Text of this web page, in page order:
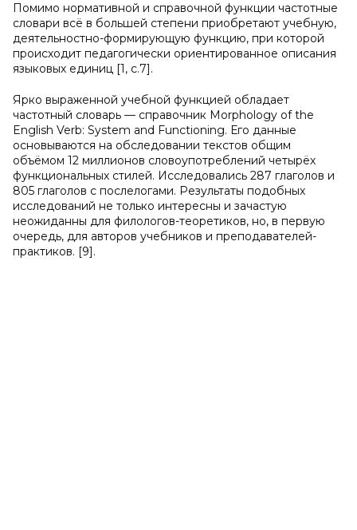
Помимо нормативной и справочной функции частотные
словари всё в большей степени приобретают учебную,
деятельностно-формирующую функцию, при которой
происходит педагогически ориентированное описания
языковых единиц [1, с.7].
Ярко выраженной учебной функцией обладает
частотный словарь — справочник Morphology of the
English Verb: System and Functioning. Его данные
основываются на обследовании текстов общим
объёмом 12 миллионов словоупотреблений четырёх
функциональных стилей. Исследовались 287 глаголов и
805 глаголов с послелогами. Результаты подобных
исследований не только интересны и зачастую
неожиданны для филологов-теоретиков, но, в первую
очередь, для авторов учебников и преподавателей-
практиков. [9].